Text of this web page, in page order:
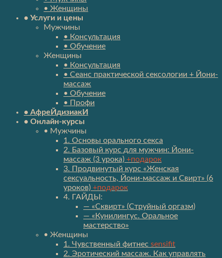
• Женщины
• Услуги и цены
Мужчины
• Консультация
• Обучение
Женщины
• Консультация
• Сеанс практической сексологии + Йони-
массаж
• Обучение
• Профи
• АфреЙдизиакИ
• Онлайн-курсы
• Мужчины
1. Основы орального секса
2. Базовый курс для мужчин: Йони-
массаж (3 урока) +подарок
3. Продвинутый курс «Женская
сексуальность, Йони-массаж и Свирт» (6
уроков) +подарок
4. ГАЙДЫ:
— «Сквирт» (Струйный оргазм)
— «Кунилингус. Оральное
мастерство»
• Женщины
1. Чувственный фитнес sensifit
2. Эротический массаж. Как управлять